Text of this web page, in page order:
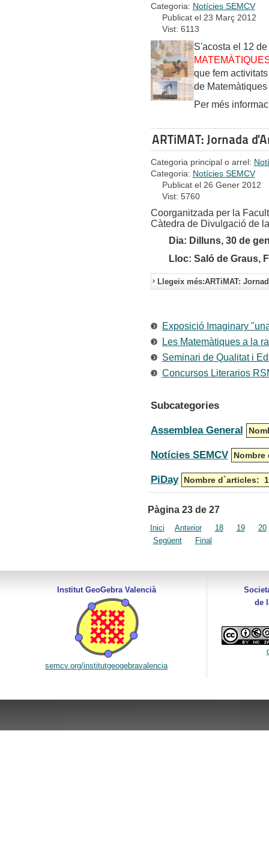
Categoria: Notícies SEMCV
Publicat el 23 Març 2012
Vist: 6113
S'acosta el 12
que fem
de
Per més
ARTiMAT: Jornada
Categoria principal o arrel:
Categoria: Notícies SEMCV
Publicat el 26 Gener 2012
Vist: 5760
Coorganitzada per la
Càtedra de Divulgació de
Dia: Dilluns, 30 de
Lloc: Saló de Graus,
Llegeix més:ARTiMAT:
Exposició Imaginary
Les Matemàtiques a la
Seminari de Qualitat i
Concursos Literarios
Subcategories
Assemblea General
Notícies SEMCV
PiDay Nombre d`articles: 1
Pàgina 23 de 27
Inici Anterior 18 19
20
Següent
Final
Institut GeoGebra Valencià
semcv.org/institutgeogebravalencia
de